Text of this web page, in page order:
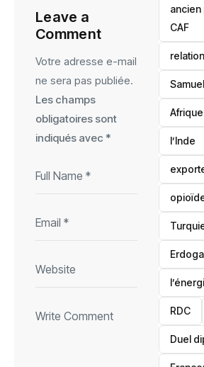
Leave a
Comment
Votre adresse e-mail
ne sera pas publiée.
Les champs
obligatoires sont
indiqués avec *
CAF
l’Inde
RDC
Duel